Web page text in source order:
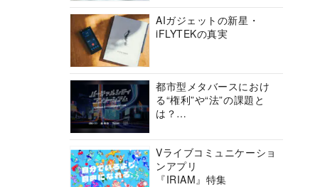
AIガジェットの新星・
iFLYTEKの真実
都市型メタバースにおけ
る“権利”や“法”の課題と
は？
ーシアムの挑戦に迫る
Vライブコミュニケーショ
ンアプリ
『IRIAM』特集